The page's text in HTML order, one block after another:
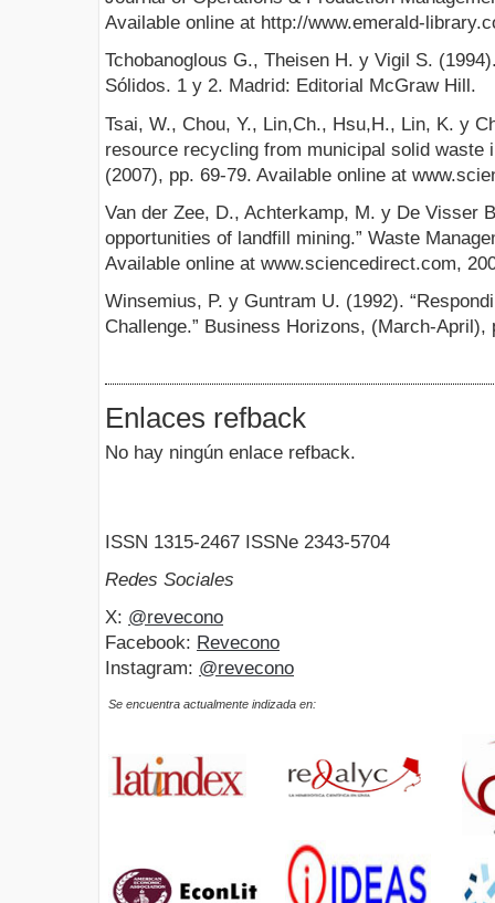
Available online at http://www.emerald-
Tchobanoglous G., Theisen H. y Vigil S.
Sólidos. 1 y 2. Madrid: Editorial McGraw Hill.
Tsai, W., Chou, Y., Lin,Ch., Hsu,H., Lin, K. y
resource recycling from municipal solid waste
(2007), pp. 69-79. Available online at
Van der Zee, D., Achterkamp, M. y De Visser
opportunities of landfill mining.” Waste
Available online at www.sciencedirect.com,
Winsemius, P. y Guntram U. (1992).
Challenge.” Business Horizons, (March-April),
Enlaces refback
No hay ningún enlace refback.
ISSN 1315-2467 ISSNe 2343-5704
Redes Sociales
X: @revecono
Facebook: Revecono
Instagram: @revecono
Se encuentra actualmente indizada en: